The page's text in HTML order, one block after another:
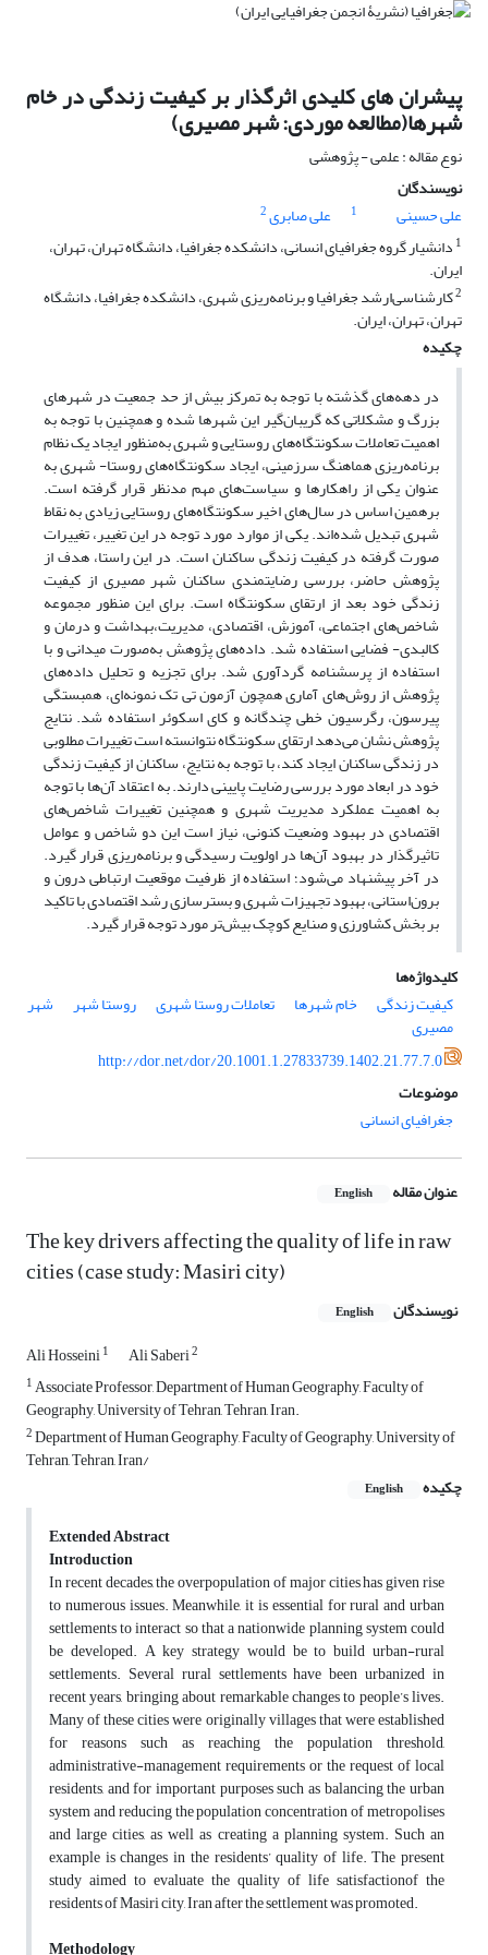
پیشران های کلیدی اثرگذار بر کیفیت زندگی در خام
شهرها(مطالعه موردی: شهر مصیری)
نوع مقاله : علمی - پژوهشی
نویسندگان
علی حسینی
1 علی صابری2
1 دانشیار گروه جغرافیای انسانی، دانشکده جغرافیا، دانشگاه تهران، تهران،
ایران.
2کارشناسی‌ارشد جغرافیا و برنامه‌ریزی شهری، دانشکده جغرافیا، دانشگاه
تهران، تهران، ایران.
چکیده
در دهه‌های گذشته با توجه به تمرکز بیش از حد جمعیت در شهرهای
بزرگ و مشکلاتی که گریبان‌گیر این شهرها شده و همچنین با توجه به
اهمیت تعاملات سکونتگاه‌های روستایی و شهری به‌منظور ایجاد یک نظام
برنامه‌ریزی هماهنگ سرزمینی، ایجاد سکونتگاه‌های روستا- شهری به
عنوان یکی از راهکارها و سیاست‌های مهم مدنظر قرار گرفته است.
برهمین اساس در سال‌های اخیر سکونتگاه‌های روستایی زیادی به نقاط
شهری تبدیل شده‌اند. یکی از موارد مورد توجه در این تغییر، تغییرات
صورت گرفته در کیفیت زندگی ساکنان است. در این راستا، هدف از
پژوهش حاضر، بررسی رضایتمندی ساکنان شهر مصیری از کیفیت
زندگی خود بعد از ارتقای سکونتگاه است. برای این منظور مجموعه
شاخص‌های اجتماعی، آموزش، اقتصادی، مدیریت،بهداشت و درمان و
کالبدی- فضایی استفاده شد. داده‌های پژوهش به‌صورت میدانی و با
استفاده از پرسشنامه گردآوری شد. برای تجزیه و تحلیل داده‌های
پژوهش از روش‌های آماری همچون آزمون تی تک نمونه‌ای، همبستگی
پیرسون، رگرسیون خطی چندگانه و کای اسکوئر استفاده شد. نتایج
پژوهش نشان می‌دهد ارتقای سکونتگاه نتوانسته است تغییرات مطلوبی
در زندگی ساکنان ایجاد کند، با توجه به نتایج، ساکنان از کیفیت زندگی
خود در ابعاد مورد بررسی رضایت پایینی دارند. به اعتقاد آن‌ها با توجه
به اهمیت عملکرد مدیریت شهری و همچنین تغییرات شاخص‌های
اقتصادی در بهبود وضعیت کنونی، نیاز است این دو شاخص و عوامل
تاثیرگذار در بهبود آن‌ها در اولویت رسیدگی و برنامه‌ریزی قرار گیرد.
در آخر پیشنهاد می‌شود؛ استفاده از ظرفیت موقعیت ارتباطی درون و
برون‌استانی، بهبود تجهیزات شهری و بسترسازی رشد اقتصادی با تاکید
بر بخش کشاورزی و صنایع کوچک بیش‌تر مورد توجه قرار گیرد.
کلیدواژه‌ها
کیفیت زندگی
خام شهرها تعاملات روستا شهری روستا شهر شهر
مصیری
http://dor.net/dor/20.1001.1.27833739.1402.21.77.7.0
موضوعات
جغرافیای انسانی
عنوان مقاله English
The key drivers affecting the quality of life in raw
cities (case study: Masiri city)
نویسندگان English
Ali Hosseini1 Ali Saberi2
1Associate Professor, Department of Human Geography, Faculty of
Geography, University of Tehran, Tehran, Iran.
2Department of Human Geography, Faculty of Geography, University of
Tehran, Tehran, Iran/
چکیده
English
Extended Abstract
Introduction
In recent decades, the overpopulation of major cities has given rise
to numerous issues. Meanwhile, it is essential for rural and urban
settlements to interact so that a nationwide planning system could
be developed. A key strategy would be to build urban-rural
settlements. Several rural settlements have been urbanized in
recent years, bringing about remarkable changes to people’s lives.
Many of these cities were originally villages that were established
for reasons such as reaching the population threshold,
administrative-management requirements or the request of local
residents, and for important purposes such as balancing the urban
system and reducing the population concentration of metropolises
and large cities, as well as creating a planning system. Such an
example is changes in the residents’ quality of life. The present
study aimed to evaluate the quality of life satisfactionof the
residents of Masiri city, Iran after the settlement was promoted.